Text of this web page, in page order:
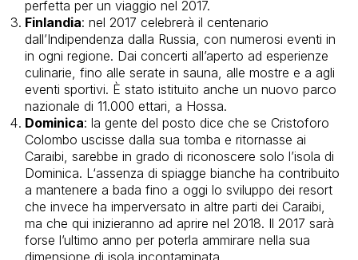
perfetta per un viaggio nel 2017.
Finlandia: nel 2017 celebrerà il centenario
dall’Indipendenza dalla Russia, con numerosi eventi in
in ogni regione. Dai concerti all’aperto ad esperienze
culinarie, fino alle serate in sauna, alle mostre e a agli
eventi sportivi. È stato istituito anche un nuovo parco
nazionale di 11.000 ettari, a Hossa.
Dominica: la gente del posto dice che se Cristoforo
Colombo uscisse dalla sua tomba e ritornasse ai
Caraibi, sarebbe in grado di riconoscere solo l’isola di
Dominica. L ‘assenza di spiagge bianche ha contribuito
a mantenere a bada fino a oggi lo sviluppo dei resort
che invece ha imperversato in altre parti dei Caraibi,
ma che qui inizieranno ad aprire nel 2018. Il 2017 sarà
forse l’ultimo anno per poterla ammirare nella sua
dimensione di isola incontaminata.